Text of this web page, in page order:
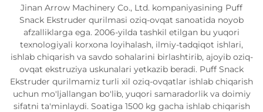
Jinan Arrow Machinery Co., Ltd. kompaniyasining Puff
Snack Ekstruder qurilmasi oziq-ovqat sanoatida noyob
afzalliklarga ega. 2006-yilda tashkil etilgan bu yuqori
texnologiyali korxona loyihalash, ilmiy-tadqiqot ishlari,
ishlab chiqarish va savdo sohalarini birlashtirib, ajoyib oziq-
ovqat ekstruziya uskunalari yetkazib beradi. Puff Snack
Ekstruder qurilmamiz turli xil oziq-ovqatlar ishlab chiqarish
uchun mo'ljallangan bo'lib, yuqori samaradorlik va doimiy
sifatni ta'minlaydi. Soatiga 1500 kg gacha ishlab chiqarish